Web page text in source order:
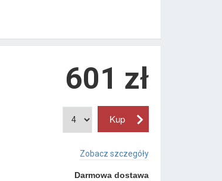
601 zł
Zobacz szczegóły
Darmowa dostawa